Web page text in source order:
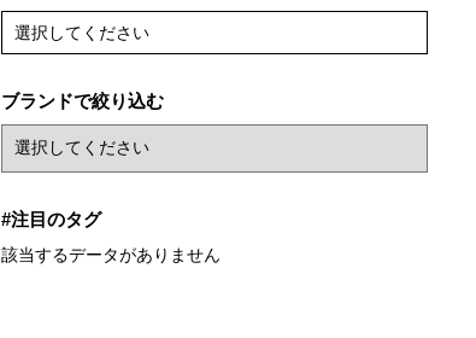
選択してください
ブランドで絞り込む
#注目のタグ
該当するデータがありません